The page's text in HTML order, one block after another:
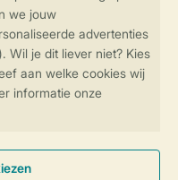
gegevens &